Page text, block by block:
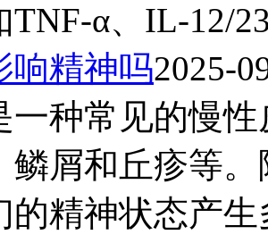
TNF-α、IL-12/
响精神吗2025-
一种常见的慢
鳞屑和丘疹等
的精神状态产